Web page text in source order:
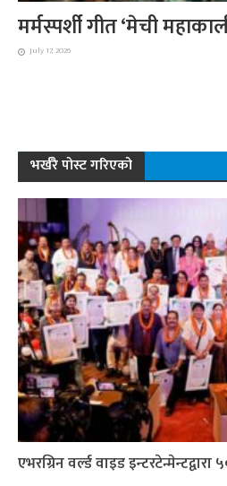
मर्मस्पर्शी गीत ‘मेची
July 17, 2026
भर्खरै पोस्ट गरिएको
एभरग्रिन वर्ल्ड वाइड